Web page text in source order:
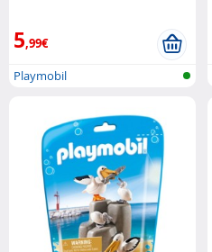
5,99€
Playmobil